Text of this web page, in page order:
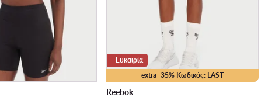
extra -35% Κωδικός: LAST
Ευκαιρία
Reebok